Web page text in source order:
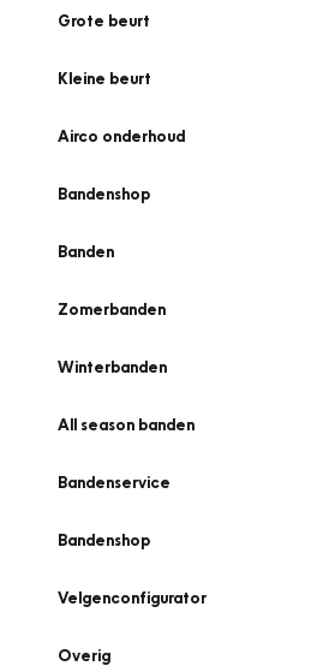
Grote beurt
Kleine beurt
Airco onderhoud
Bandenshop
Banden
Zomerbanden
Winterbanden
All season banden
Bandenservice
Bandenshop
Velgenconfigurator
Overig